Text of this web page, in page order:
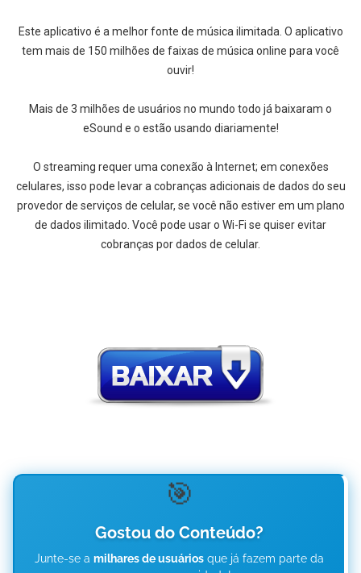
Este aplicativo é a melhor fonte de música ilimitada. O aplicativo
tem mais de 150 milhões de faixas de música online para você
ouvir!
Mais de 3 milhões de usuários no mundo todo já baixaram o
eSound e o estão usando diariamente!
O streaming requer uma conexão à Internet; em conexões
celulares, isso pode levar a cobranças adicionais de dados do seu
provedor de serviços de celular, se você não estiver em um plano
de dados ilimitado. Você pode usar o Wi-Fi se quiser evitar
cobranças por dados de celular.
🎯
Gostou do Conteúdo?
Junte-se a milhares de usuários que já fazem parte da